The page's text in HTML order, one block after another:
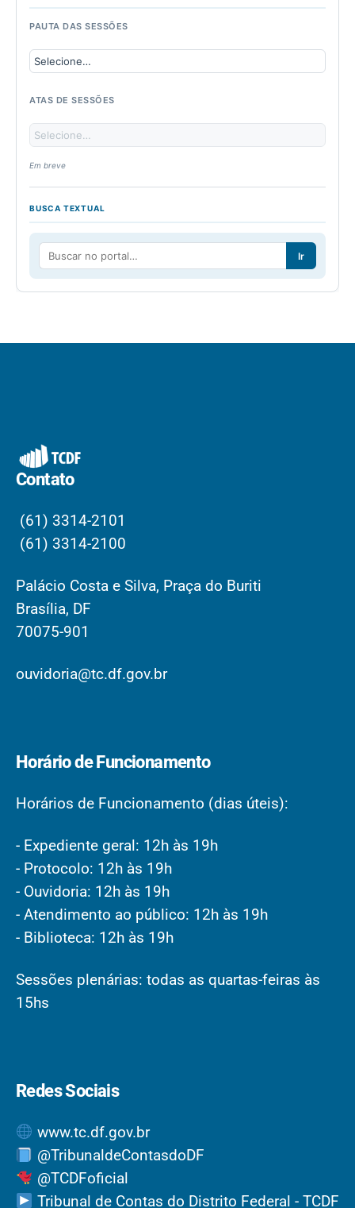
PAUTA DAS SESSÕES
ATAS DE SESSÕES
Em breve
BUSCA TEXTUAL
Ir
Contato
(61) 3314-2101
(61) 3314-2100
Palácio Costa e Silva, Praça do Buriti
Brasília, DF
70075-901
ouvidoria@tc.df.gov.br
Horário de Funcionamento
Horários de Funcionamento (dias úteis):
- Expediente geral: 12h às 19h
- Protocolo: 12h às 19h
- Ouvidoria: 12h às 19h
- Atendimento ao público: 12h às 19h
- Biblioteca: 12h às 19h
Sessões plenárias: todas as quartas-feiras às
15hs
Redes Sociais
www.tc.df.gov.br
@TribunaldeContasdoDF
@TCDFoficial
Tribunal de Contas do Distrito Federal - TCDF